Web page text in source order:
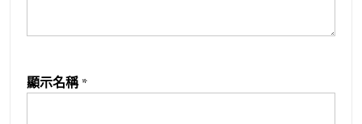
顯示名稱 *